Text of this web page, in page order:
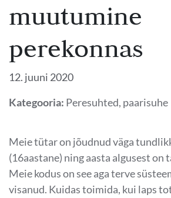
muutumine
perekonnas
12. juuni 2020
Kategooria: Peresuhted, paarisuhe
Meie tütar on jõudnud väga
(16aastane) ning aasta algusest on
Meie kodus on see aga terve
visanud. Kuidas toimida, kui laps